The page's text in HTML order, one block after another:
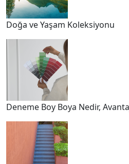
Doğa ve Yaşam Koleksiyonu
Deneme Boy Boya Nedir,